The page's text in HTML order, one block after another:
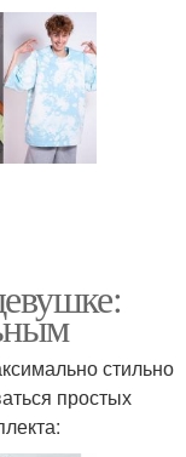
стильно
простых